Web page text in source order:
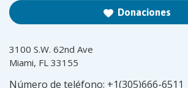
Donaciones
3100 S.W. 62nd Ave
Miami, FL 33155
Número de teléfono: +1(305)666-6511